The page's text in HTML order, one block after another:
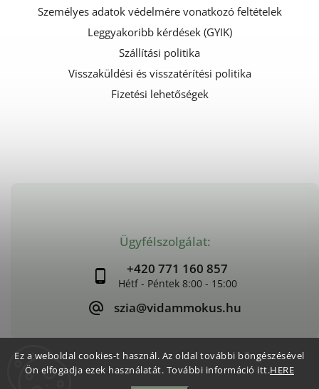
Ez a weboldal cookies-t használ. Az oldal további böngészésével
Ön elfogadja ezek használatát. További információ itt.HERE
Ügyfélszolgálat:
+420 771 160 857
szia@vidammokus.hu
Személyes adatok védelmére vonatkozó feltételek
Leggyakoribb kérdések (GYIK)
Szállítási politika
Visszaküldési és visszatérítési politika
Fizetési lehetőségek